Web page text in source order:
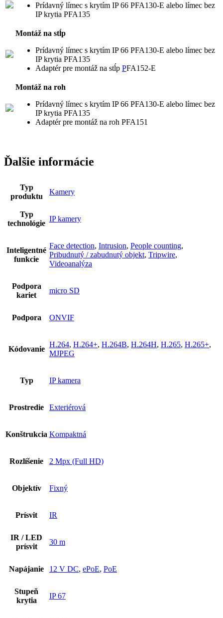
Prídavný límec s krytím IP 66 PFA130-E alebo límec bez
IP krytia PFA135
Montáž na stĺp
Prídavný límec s krytím IP 66 PFA130-E alebo límec bez
IP krytia PFA135
Adaptér pre montáž na stĺp PFA152-E
Montáž na roh
Prídavný límec s krytím IP 66 PFA130-E alebo límec bez
IP krytia PFA135
Adaptér pre montáž na roh PFA151
Ďalšie informácie
Typ
produktu
Kamery
Typ
technológie
IP kamery
Inteligentné
funkcie
Face detection, Intrusion, People counting,
Pribudnutý / zabudnutý objekt, Tripwire,
Videoanalýza
Podpora
kariet
micro SD
Podpora ONVIF
Kódovanie
H.264, H.264+, H.264B, H.264H, H.265, H.265+,
MJPEG
Typ IP kamera
Prostredie Exteriérová
Konštrukcia Kompaktná
Rozlíšenie 2 Mpx (Full HD)
Objektív Fixný
Prísvit IR
IR / LED
prísvit
30 m
Napájanie 12 V DC, ePoE, PoE
Stupeň
krytia
IP 67